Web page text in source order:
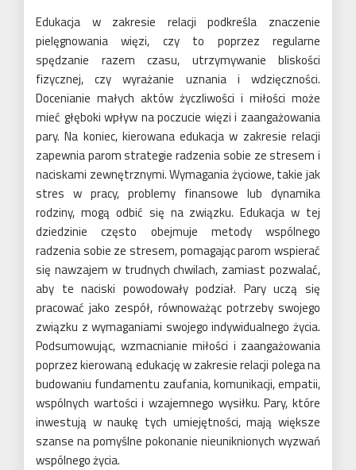
Edukacja w zakresie relacji podkreśla znaczenie
pielęgnowania więzi, czy to poprzez regularne
spędzanie razem czasu, utrzymywanie bliskości
fizycznej, czy wyrażanie uznania i wdzięczności.
Docenianie małych aktów życzliwości i miłości może
mieć głęboki wpływ na poczucie więzi i zaangażowania
pary. Na koniec, kierowana edukacja w zakresie relacji
zapewnia parom strategie radzenia sobie ze stresem i
naciskami zewnętrznymi. Wymagania życiowe, takie jak
stres w pracy, problemy finansowe lub dynamika
rodziny, mogą odbić się na związku. Edukacja w tej
dziedzinie często obejmuje metody wspólnego
radzenia sobie ze stresem, pomagając parom wspierać
się nawzajem w trudnych chwilach, zamiast pozwalać,
aby te naciski powodowały podział. Pary uczą się
pracować jako zespół, równoważąc potrzeby swojego
związku z wymaganiami swojego indywidualnego życia.
Podsumowując, wzmacnianie miłości i zaangażowania
poprzez kierowaną edukację w zakresie relacji polega na
budowaniu fundamentu zaufania, komunikacji, empatii,
wspólnych wartości i wzajemnego wysiłku. Pary, które
inwestują w naukę tych umiejętności, mają większe
szanse na pomyślne pokonanie nieuniknionych wyzwań
wspólnego życia.